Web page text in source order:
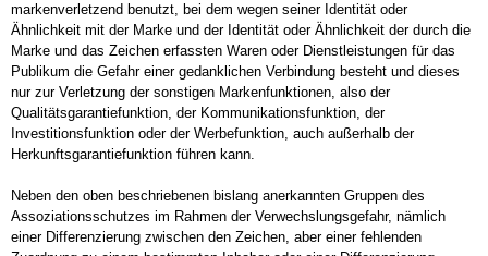
markenverletzend benutzt, bei dem wegen seiner Identität oder
Ähnlichkeit mit der Marke und der Identität oder Ähnlichkeit der durch die
Marke und das Zeichen erfassten Waren oder Dienstleistungen für das
Publikum die Gefahr einer gedanklichen Verbindung besteht und dieses
nur zur Verletzung der sonstigen Markenfunktionen, also der
Qualitätsgarantiefunktion, der Kommunikationsfunktion, der
Investitionsfunktion oder der Werbefunktion, auch außerhalb der
Herkunftsgarantiefunktion führen kann.
Neben den oben beschriebenen bislang anerkannten Gruppen des
Assoziationsschutzes im Rahmen der Verwechslungsgefahr, nämlich
einer Differenzierung zwischen den Zeichen, aber einer fehlenden